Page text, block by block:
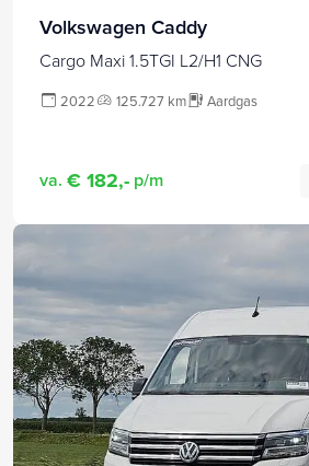
Volkswagen Caddy
Cargo Maxi 1.5TGI L2/H1 CNG
2022 125.727 km Aardgas
va. € 182,- p/m